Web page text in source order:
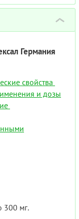
›
Германия
свойства
и дозы
300 мг.